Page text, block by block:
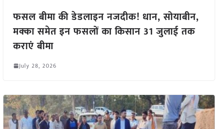
फसल बीमा की डेडलाइन नजदीक! धान, सोयाबीन,
मक्का समेत इन फसलों का किसान 31 जुलाई तक
कराएं बीमा
July 28, 2026